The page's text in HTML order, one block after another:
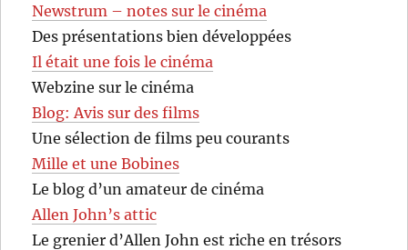
Newstrum – notes sur le cinéma
Des présentations bien développées
Il était une fois le cinéma
Webzine sur le cinéma
Blog: Avis sur des films
Une sélection de films peu courants
Mille et une Bobines
Le blog d’un amateur de cinéma
Allen John’s attic
Le grenier d’Allen John est riche en trésors